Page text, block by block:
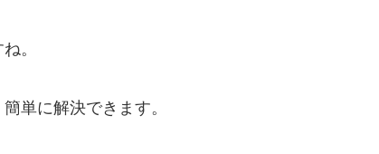
。
単に解決できます。